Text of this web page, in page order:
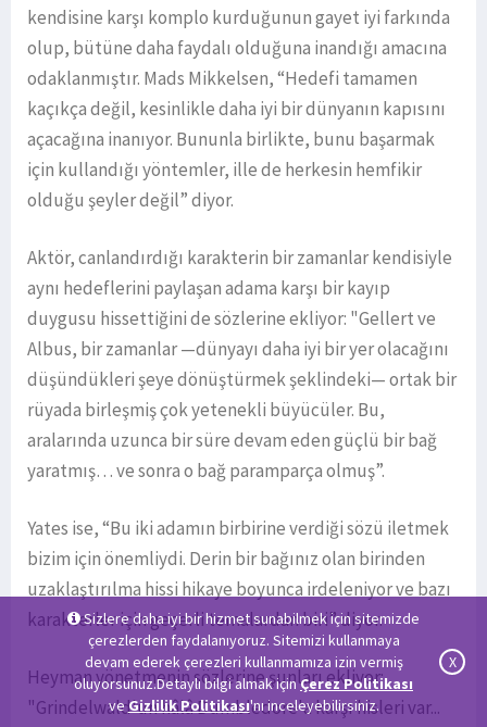
kendisine karşı komplo kurduğunun gayet iyi farkında
olup, bütüne daha faydalı olduğuna inandığı amacına
odaklanmıştır. Mads Mikkelsen, “Hedefi tamamen
kaçıkça değil, kesinlikle daha iyi bir dünyanın kapısını
açacağına inanıyor. Bununla birlikte, bunu başarmak
için kullandığı yöntemler, ille de herkesin hemfikir
olduğu şeyler değil” diyor.
Aktör, canlandırdığı karakterin bir zamanlar kendisiyle
aynı hedeflerini paylaşan adama karşı bir kayıp
duygusu hissettiğini de sözlerine ekliyor: "Gellert ve
Albus, bir zamanlar —dünyayı daha iyi bir yer olacağını
düşündükleri şeye dönüştürmek şeklindeki— ortak bir
rüyada birleşmiş çok yetenekli büyücüler. Bu,
aralarında uzunca bir süre devam eden güçlü bir bağ
yaratmış… ve sonra o bağ paramparça olmuş”.
Yates ise, “Bu iki adamın birbirine verdiği sözü iletmek
bizim için önemliydi. Derin bir bağınız olan birinden
uzaklaştırılma hissi hikaye boyunca irdeleniyor ve bazı
karakterler için geçerli temalardan biri” diyor.
Heyman yönetmenin sözlerine şunları ekliyor:
"Grindelwald'un hâlâ Dumbledore'a karşı hisleri var...
Sizlere daha iyi bir hizmet sunabilmek için sitemizde
çerezlerden faydalanıyoruz. Sitemizi kullanmaya
devam ederek çerezleri kullanmamıza izin vermiş
oluyorsunuz.Detaylı bilgi almak içinÇerez Politikası
veGizlilik Politikası'nı inceleyebilirsiniz.
X